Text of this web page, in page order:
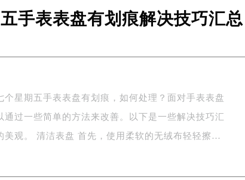
室（需提前预约）
层1803室（需提前预约）
16层1604室（需提前预约）
楼（华润万象城）17层1706室（需提前预约）
手表表盘有划痕解决技巧汇总
个星期五手表表盘有划痕，如何处理？面对手表表盘
通过一些简单的方法来改善。以下是一些解决技巧汇
美观。 清洁表盘 首先，使用柔软的无绒布轻轻擦